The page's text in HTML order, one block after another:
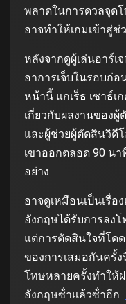
พลาดในการดวลจุด
อาจทําให้เกมเข้าสู่ช่
หลังจากดูผู้เล่นอาร์เ
อาการเจ็บในรอบก่อ
หน้านี้ แกเร็ธ เซาธ์เ
เกี่ยวกับผลงานของ
และผู้ช่วยผู้ตัดสินวิดี
เขาออกตลอด 90 นา
อย่าง
อาจดูเหมือนเป็นเรื่
อังกฤษได้รับการลง
แต่การตัดสินใจที่โด
ของการเสมอกันครั้
โทษหลายครั้งทําให้ฝ
อังกฤษซ้ําแล้วซ้ําอีก